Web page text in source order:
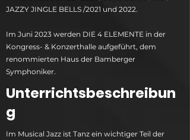
JAZZY JINGLE BELLS /2021 und 2022.
Im Juni 2023 werden DIE 4 ELEMENTE in der
Kongress- & Konzerthalle aufgeführt, dem
renommierten Haus der Bamberger
Symphoniker.
Unterrichtsbeschreibun
g
Im Musical Jazz ist Tanz ein wichtiger Teil der